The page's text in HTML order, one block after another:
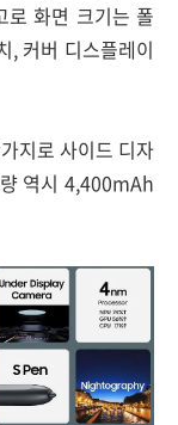
로 화면 크기는 폴
, 커버 디스플레이
지로 사이드 디자
역시 4,400mAh